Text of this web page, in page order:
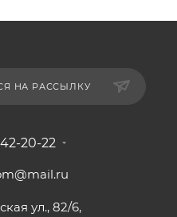
НА РАССЫЛКУ
20-22
ул., 82/6,